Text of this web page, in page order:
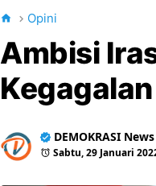
Opini
Ambisi
DEMOKRASI News
Sabtu, 29 Januari